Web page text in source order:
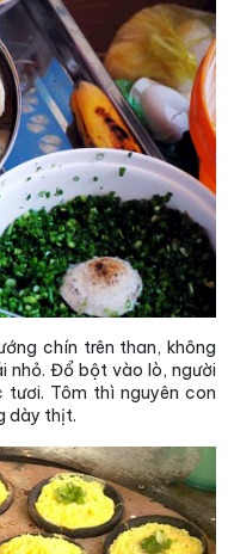
chín trên than, không
nhỏ. Đổ bột vào lò, người
Tôm thì nguyên con
dày thịt.